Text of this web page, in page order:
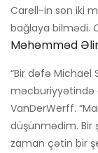
Carell-in son iki
bağlaya bilmədi.
Məhəmməd
“Bir dəfə
məcburiyyətində
VanDerWerff.
düşünmədim. Bir
zaman çətin bir